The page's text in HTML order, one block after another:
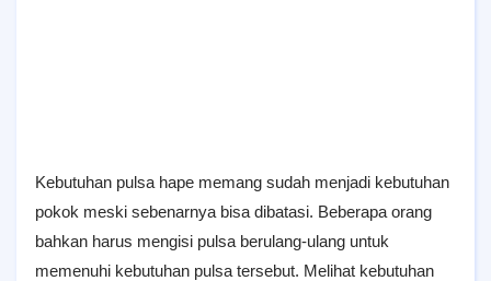
Kebutuhan pulsa hape memang sudah menjadi kebutuhan
pokok meski sebenarnya bisa dibatasi. Beberapa orang
bahkan harus mengisi pulsa berulang-ulang untuk
memenuhi kebutuhan pulsa tersebut. Melihat kebutuhan